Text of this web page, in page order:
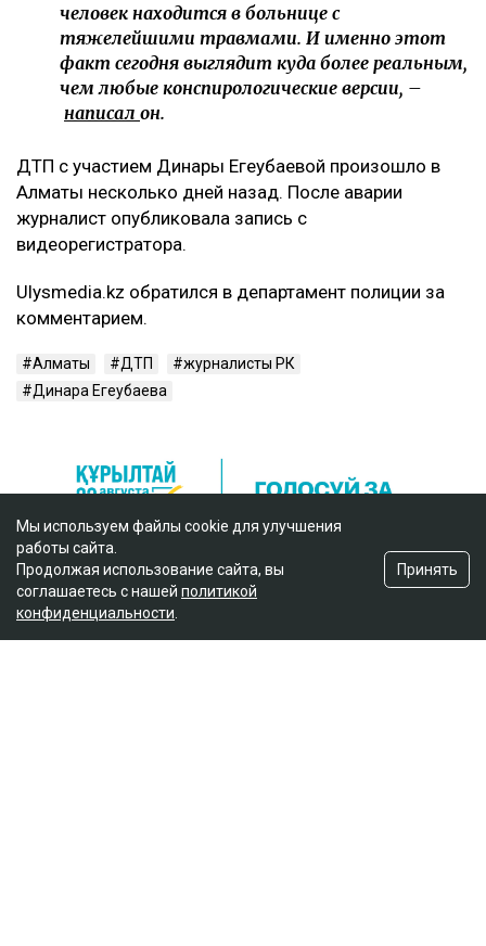
человек находится в больнице с
тяжелейшими травмами. И именно этот
факт сегодня выглядит куда более реальным,
чем любые конспирологические версии, –
написал он.
ДТП с участием Динары Егеубаевой произошло в
Алматы несколько дней назад. После аварии
журналист опубликовала запись с
видеорегистратора.
Ulysmedia.kz обратился в департамент полиции за
комментарием.
Алматы ДТП
журналисты РК
Динара Егеубаева
Мы используем файлы cookie для улучшения
работы сайта.
Продолжая использование сайта, вы
соглашаетесь с нашей политикой
конфиденциальности
Принять